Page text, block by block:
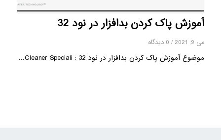
آموزش پاک کردن بدافزار در نود 32
می 9, 2021 / 0 دیدگاه
موضوع آموزش پاک کردن بدافزار در نود 32 : Cleaner Speciali…